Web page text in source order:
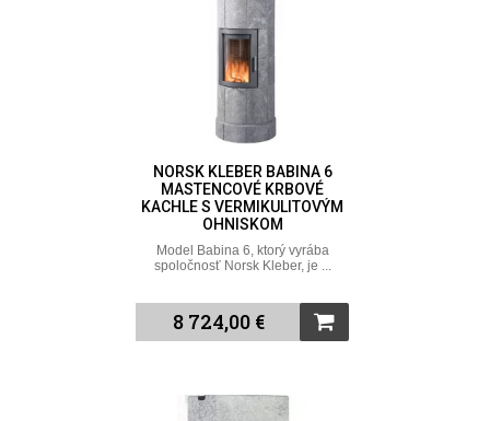
NORSK KLEBER BABINA 6
MASTENCOVÉ KRBOVÉ
KACHLE S VERMIKULITOVÝM
OHNISKOM
Model Babina 6, ktorý vyrába
spoločnosť Norsk Kleber, je ...
8 724,00 €